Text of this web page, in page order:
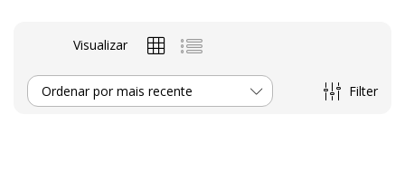
Visualizar
Filter
Ordenar por mais recente